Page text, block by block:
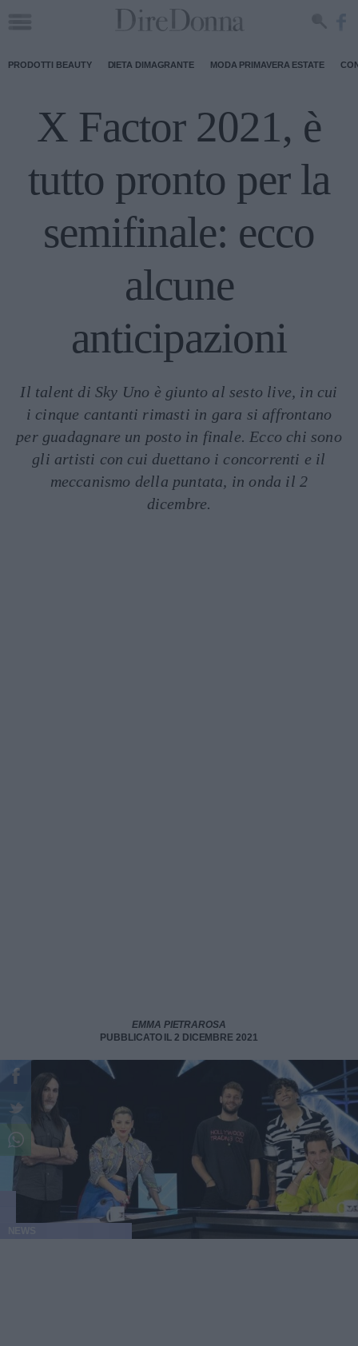
PRODOTTI BEAUTY DIETA DIMAGRANTE MODA PRIMAVERA ESTATE
X Factor 2021, è
tutto pronto per la
semifinale: ecco
alcune
anticipazioni
Il talent di Sky Uno è giunto al sesto live, in cui
i cinque cantanti rimasti in gara si affrontano
per guadagnare un posto in finale. Ecco chi sono
gli artisti con cui duettano i concorrenti e il
meccanismo della puntata, in onda il 2
dicembre.
EMMA PIETRAROSA
PUBBLICATO IL 2 DICEMBRE 2021